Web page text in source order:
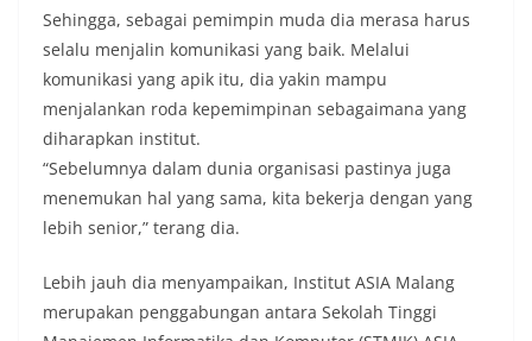
Sehingga, sebagai pemimpin muda dia merasa harus
selalu menjalin komunikasi yang baik. Melalui
komunikasi yang apik itu, dia yakin mampu
menjalankan roda kepemimpinan sebagaimana yang
diharapkan institut.
“Sebelumnya dalam dunia organisasi pastinya juga
menemukan hal yang sama, kita bekerja dengan yang
lebih senior,” terang dia.
Lebih jauh dia menyampaikan, Institut ASIA Malang
merupakan penggabungan antara Sekolah Tinggi